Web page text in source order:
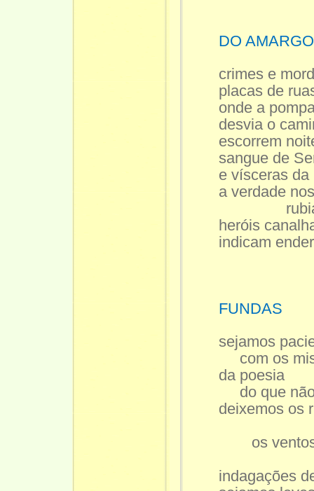
DO
crimes e
placas de
onde a
desvia o
escorrem
sangue de
e vísceras da
a verdade
heróis
indicam
FUNDAS
sejamos
com os
da poesia
do que não
deixemos os
os
indagações